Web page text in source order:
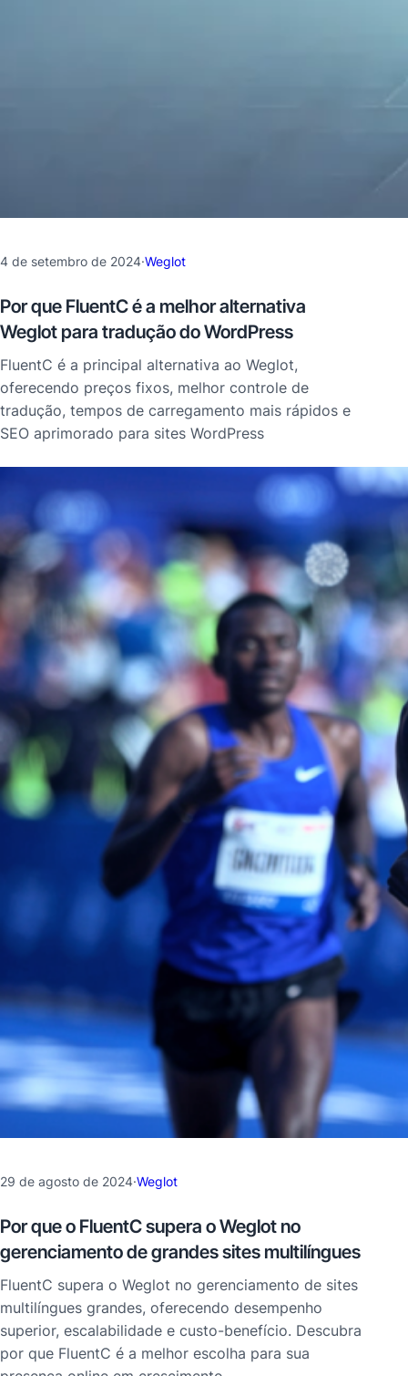
4 de setembro de 2024·Weglot
Por que FluentC é a melhor alternativa
Weglot para tradução do WordPress
FluentC é a principal alternativa ao Weglot,
oferecendo preços fixos, melhor controle de
tradução, tempos de carregamento mais rápidos e
SEO aprimorado para sites WordPress
29 de agosto de 2024·Weglot
Por que o FluentC supera o Weglot no
gerenciamento de grandes sites multilíngues
FluentC supera o Weglot no gerenciamento de sites
multilíngues grandes, oferecendo desempenho
superior, escalabilidade e custo-benefício. Descubra
por que FluentC é a melhor escolha para sua